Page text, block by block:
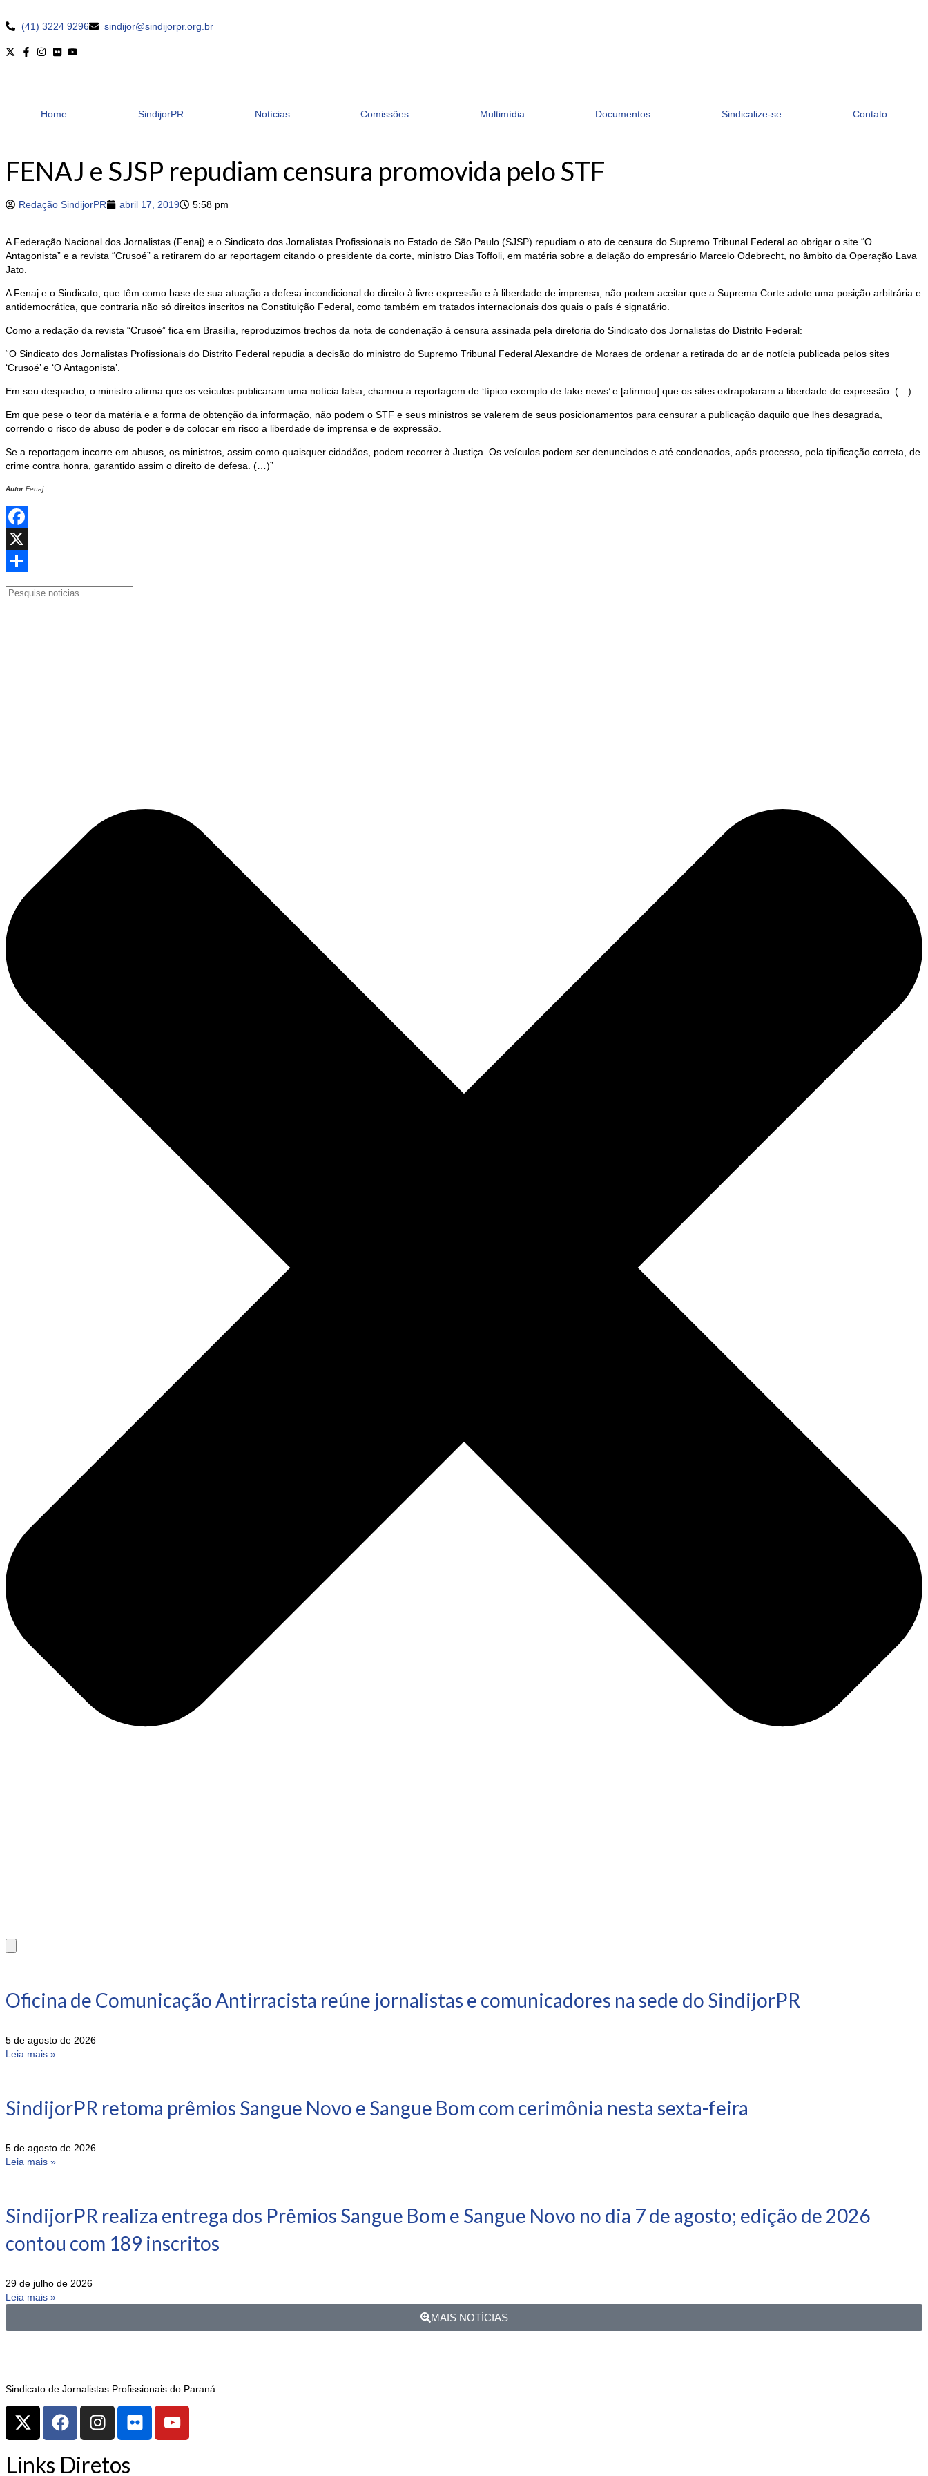
(41) 3224 9296 sindijor@sindijorpr.org.br
Home SindijorPR Notícias Comissões Multimídia Documentos Sindicalize-se Contato
FENAJ e SJSP repudiam censura promovida pelo STF
Redação SindijorPR abril 17, 2019 5:58 pm
A Federação Nacional dos Jornalistas (Fenaj) e o Sindicato dos Jornalistas Profissionais no Estado de São Paulo (SJSP) repudiam o ato de censura do Supremo Tribunal Federal ao obrigar o site “O
Antagonista” e a revista “Crusoé” a retirarem do ar reportagem citando o presidente da corte, ministro Dias Toffoli, em matéria sobre a delação do empresário Marcelo Odebrecht, no âmbito da Operação Lava
Jato.
A Fenaj e o Sindicato, que têm como base de sua atuação a defesa incondicional do direito à livre expressão e à liberdade de imprensa, não podem aceitar que a Suprema Corte adote uma posição arbitrária e
antidemocrática, que contraria não só direitos inscritos na Constituição Federal, como também em tratados internacionais dos quais o país é signatário.
Como a redação da revista “Crusoé” fica em Brasília, reproduzimos trechos da nota de condenação à censura assinada pela diretoria do Sindicato dos Jornalistas do Distrito Federal:
“O Sindicato dos Jornalistas Profissionais do Distrito Federal repudia a decisão do ministro do Supremo Tribunal Federal Alexandre de Moraes de ordenar a retirada do ar de notícia publicada pelos sites
‘Crusoé’ e ‘O Antagonista’.
Em seu despacho, o ministro afirma que os veículos publicaram uma notícia falsa, chamou a reportagem de ‘típico exemplo de fake news’ e [afirmou] que os sites extrapolaram a liberdade de expressão. (…)
Em que pese o teor da matéria e a forma de obtenção da informação, não podem o STF e seus ministros se valerem de seus posicionamentos para censurar a publicação daquilo que lhes desagrada,
correndo o risco de abuso de poder e de colocar em risco a liberdade de imprensa e de expressão.
Se a reportagem incorre em abusos, os ministros, assim como quaisquer cidadãos, podem recorrer à Justiça. Os veículos podem ser denunciados e até condenados, após processo, pela tipificação correta, de
crime contra honra, garantido assim o direito de defesa. (…)”
Autor:Fenaj
Facebook
X
Oficina de Comunicação Antirracista reúne jornalistas e comunicadores na sede do SindijorPR
5 de agosto de 2026
Leia mais »
SindijorPR retoma prêmios Sangue Novo e Sangue Bom com cerimônia nesta sexta-feira
5 de agosto de 2026
Leia mais »
SindijorPR realiza entrega dos Prêmios Sangue Bom e Sangue Novo no dia 7 de agosto; edição de 2026
contou com 189 inscritos
29 de julho de 2026
Leia mais »
MAIS NOTÍCIAS
Sindicato de Jornalistas Profissionais do Paraná
Links Diretos